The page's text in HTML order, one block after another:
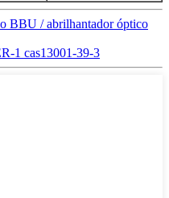
BBU / abrilhantador óptico
1 cas13001-39-3